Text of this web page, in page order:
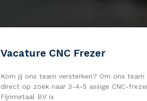
Vacature CNC Frezer
Kom jij ons team versterken? Om ons
direct op zoek naar 3-4-5 assige CNC-
Fijnmetaal BV is